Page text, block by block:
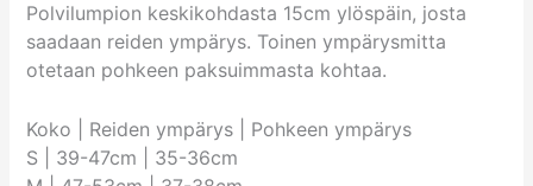
Polvilumpion keskikohdasta 15cm ylöspäin, josta
saadaan reiden ympärys. Toinen ympärysmitta
otetaan pohkeen paksuimmasta kohtaa.
Koko | Reiden ympärys | Pohkeen ympärys
S | 39-47cm | 35-36cm